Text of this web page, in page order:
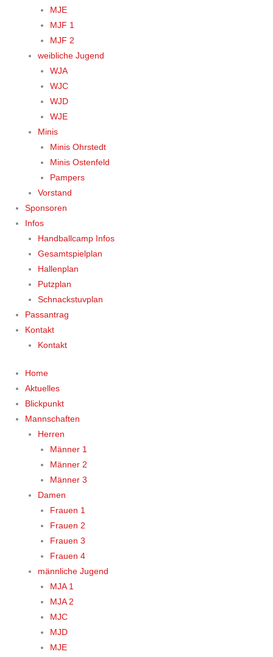
MJE
MJF 1
MJF 2
weibliche Jugend
WJA
WJC
WJD
WJE
Minis
Minis Ohrstedt
Minis Ostenfeld
Pampers
Vorstand
Sponsoren
Infos
Handballcamp Infos
Gesamtspielplan
Hallenplan
Putzplan
Schnackstuvplan
Passantrag
Kontakt
Kontakt
Home
Aktuelles
Blickpunkt
Mannschaften
Herren
Männer 1
Männer 2
Männer 3
Damen
Frauen 1
Frauen 2
Frauen 3
Frauen 4
männliche Jugend
MJA 1
MJA 2
MJC
MJD
MJE